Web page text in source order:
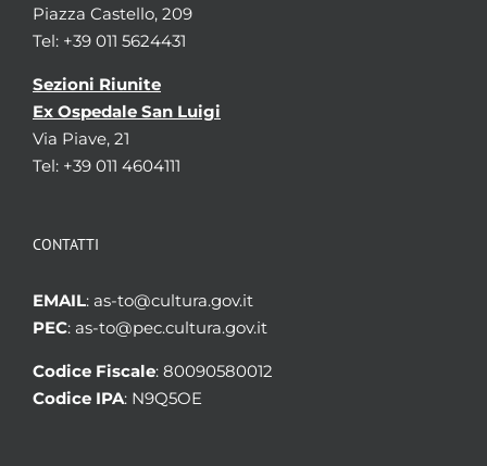
Piazza Castello, 209
Tel: +39 011 5624431
Sezioni Riunite
Ex Ospedale San Luigi
Via Piave, 21
Tel: +39 011 4604111
CONTATTI
EMAIL: as-to@cultura.gov.it
PEC: as-to@pec.cultura.gov.it
Codice Fiscale: 80090580012
Codice IPA: N9Q5OE